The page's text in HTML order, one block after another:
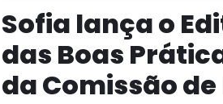
Sofia lança o
das Boas
da Comissão